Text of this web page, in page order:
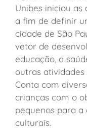
Unibes iniciou as
a fim de definir
cidade de São
vetor de
educação, a
outras
Conta com
crianças com o
pequenos para
culturais.